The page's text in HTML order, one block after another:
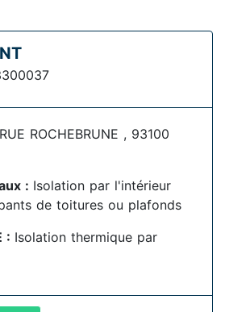
ROCHEBRUNE , 93100
: Isolation par l'intérieur
de toitures ou plafonds
: Isolation thermique par